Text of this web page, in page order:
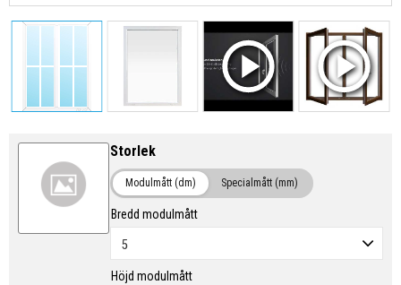
Storlek
Modulmått (dm) Specialmått (mm)
Bredd modulmått
Höjd modulmått